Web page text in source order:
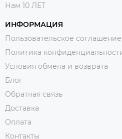
Нам 10 ЛЕТ
ИНФОРМАЦИЯ
Пользовательское соглашение
Политика
Условия обмена и возврата
Блог
Обратная связь
Доставка
Оплата
Контакты